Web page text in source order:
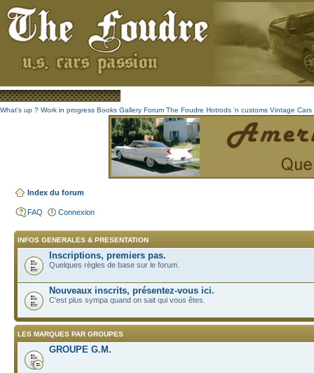
What's up ? Work in progress Books Gallery Forum The Foudre Hotrods 'n customs Vintage Cars
Index du forum
FAQ Connexion
INFOS GENERALES & PRESENTATION
Inscriptions, premiers pas.
Quelques règles de base sur le forum.
Nouveaux inscrits, présentez-vous ici.
C'est plus sympa quand on sait qui vous êtes.
LES MARQUES PAR GROUPES
GROUPE G.M.